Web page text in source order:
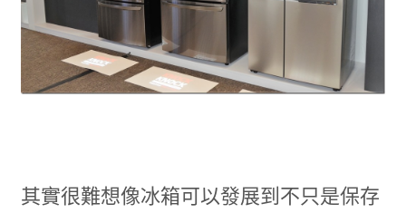
其實很難想像冰箱可以發展到不只是保存